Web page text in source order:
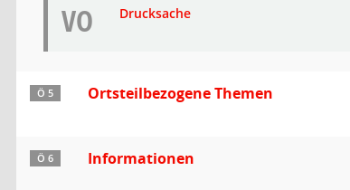
VO Drucksache
Ö 5 Ortsteilbezogene Themen
Ö 6 Informationen